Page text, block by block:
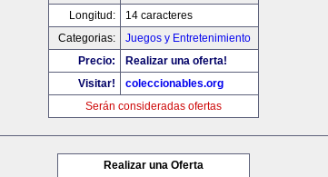
Longitud:
14 caracteres
Categorias:
Juegos y Entretenimiento
Precio:
Realizar una oferta!
Visitar!
coleccionables.org
Serán consideradas ofertas
Realizar una Oferta